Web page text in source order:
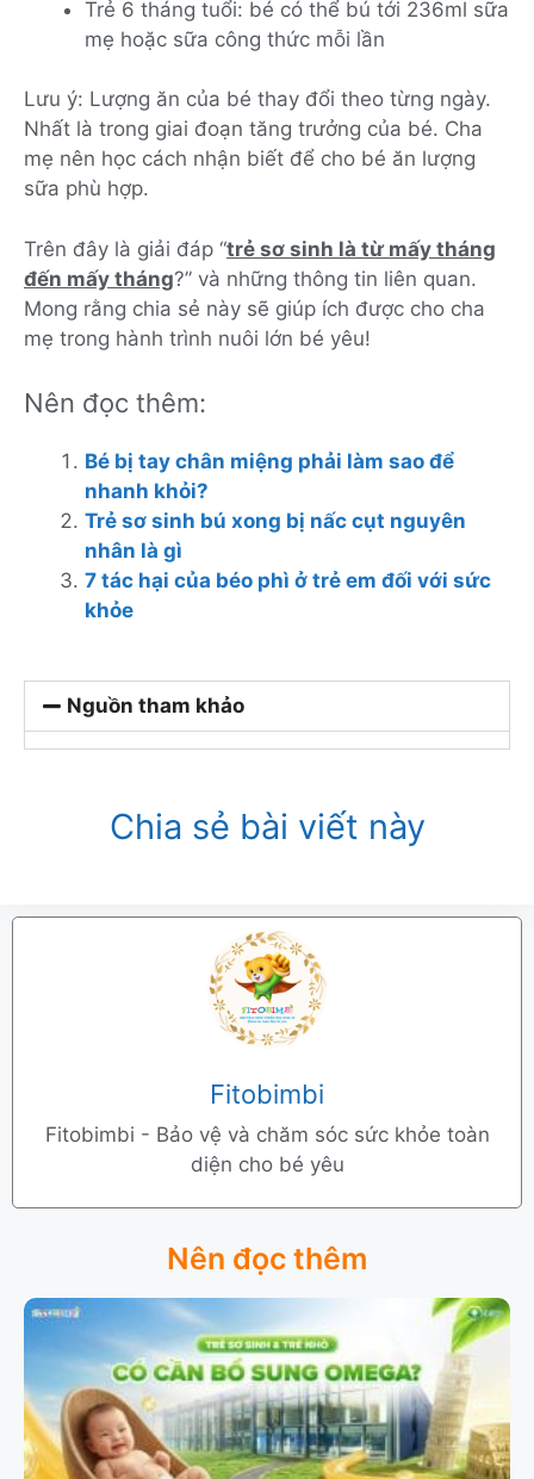
Trẻ 6 tháng tuổi: bé có thể bú tới 236ml sữa
mẹ hoặc sữa công thức mỗi lần
Lưu ý: Lượng ăn của bé thay đổi theo từng ngày.
Nhất là trong giai đoạn tăng trưởng của bé. Cha
mẹ nên học cách nhận biết để cho bé ăn lượng
sữa phù hợp.
Trên đây là giải đáp “trẻ sơ sinh là từ mấy tháng
đến mấy tháng?” và những thông tin liên quan.
Mong rằng chia sẻ này sẽ giúp ích được cho cha
mẹ trong hành trình nuôi lớn bé yêu!
Nên đọc thêm:
Bé bị tay chân miệng phải làm sao để
nhanh khỏi?
Trẻ sơ sinh bú xong bị nấc cụt nguyên
nhân là gì
7 tác hại của béo phì ở trẻ em đối với sức
khỏe
Nguồn tham khảo
Chia sẻ bài viết này
Fitobimbi
Fitobimbi - Bảo vệ và chăm sóc sức khỏe toàn
diện cho bé yêu
Nên đọc thêm